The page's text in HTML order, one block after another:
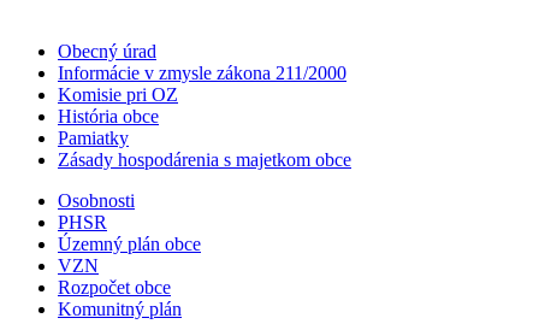
Obecný úrad
Informácie v zmysle zákona 211/2000
Komisie pri OZ
História obce
Pamiatky
Zásady hospodárenia s majetkom obce
Osobnosti
PHSR
Územný plán obce
VZN
Rozpočet obce
Komunitný plán